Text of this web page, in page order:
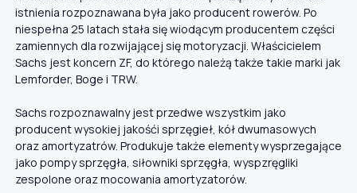
istnienia rozpoznawana była jako producent rowerów. Po
niespełna 25 latach stała się wiodącym producentem części
zamiennych dla rozwijającej się motoryzacji. Właścicielem
Sachs jest koncern ZF, do którego należą także takie marki jak
Lemforder, Boge i TRW.
Sachs rozpoznawalny jest przedwe wszystkim jako
producent wysokiej jakośći sprzęgieł, kół dwumasowych
oraz amortyzatrów. Produkuje także elementy wysprzegające
jako pompy sprzęgła, siłowniki sprzęgła, wyspzręgliki
zespolone oraz mocowania amortyzatorów.